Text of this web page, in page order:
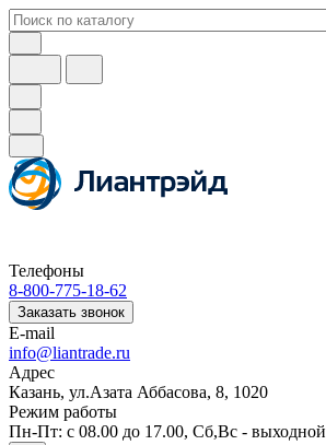
Телефоны
8-800-775-18-62
Заказать звонок
E-mail
info@liantrade.ru
Адрес
Казань, ул.Азата Аббасова, 8, 1020
Режим работы
Пн-Пт: c 08.00 до 17.00, Cб,Вс - выходной